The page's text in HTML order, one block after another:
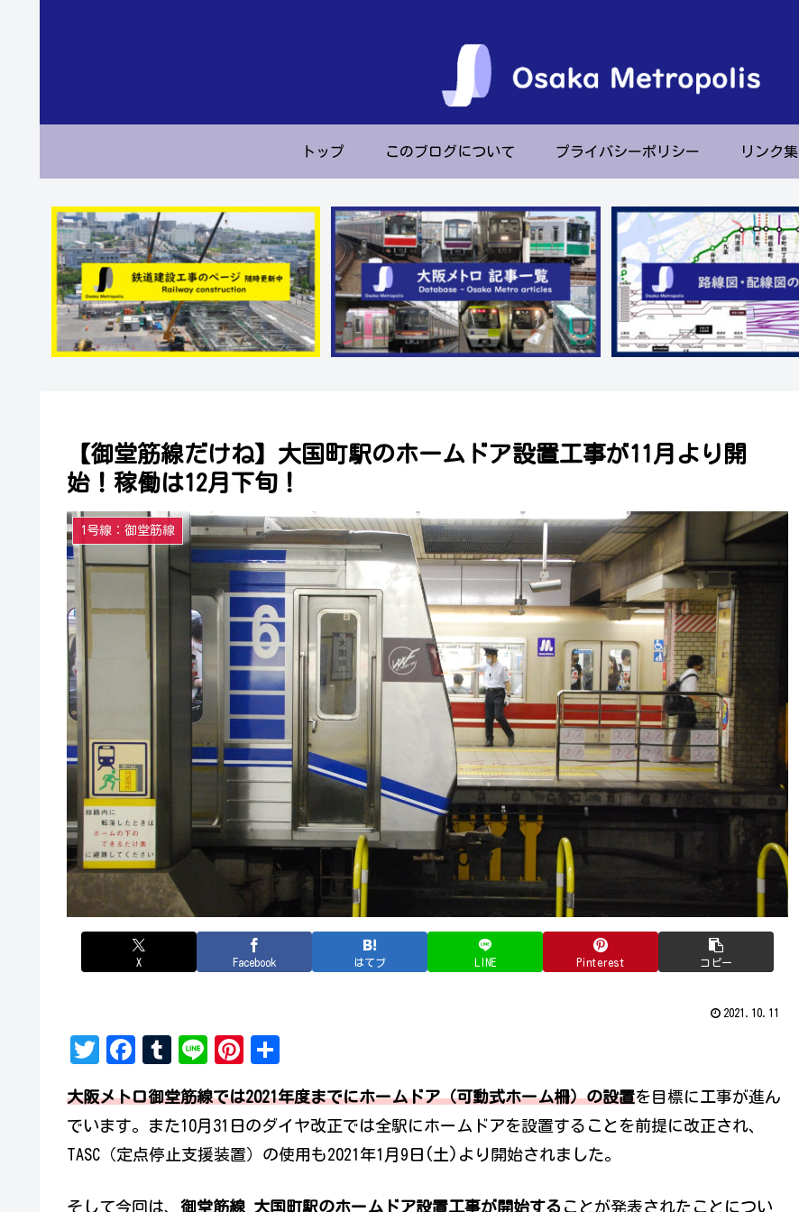
トップ このブログについて プライバシーポリシー リンク集
【御堂筋線だけね】大国町駅のホームドア設置工事が11月より開
始！稼働は12月下旬！
1号線：御堂筋線
X Facebook はてブ LINE Pinterest コピー
2021.10.11
T
it
te
r
Fa
bo
ok
Tu
lr
Li
Pi
er
es
t
大阪メトロ御堂筋線では2021年度までにホームドア（可動式ホーム柵）の設置を目標に工事が進ん
でいます。また10月31日のダイヤ改正では全駅にホームドアを設置することを前提に改正され、
TASC（定点停止支援装置）の使用も2021年1月9日(土)より開始されました。
そして今回は、 御堂筋線 大国町駅のホームドア設置工事が開始する ことが発表されたことについ